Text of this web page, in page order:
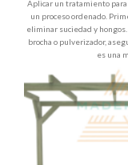
Aplicar un tratamiento
un proceso ordenado.
eliminar suciedad y
brocha o pulverizador,
es una